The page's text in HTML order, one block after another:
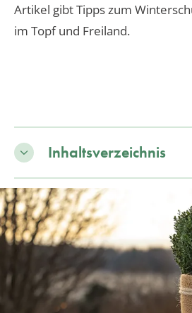
Artikel gibt Tipps zum
im Topf und Freiland.
Inhaltsverzeichnis